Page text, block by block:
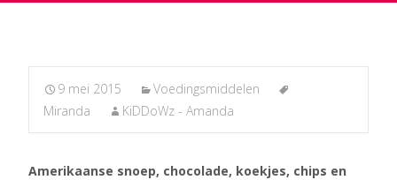
9 mei 2015
Voedingsmiddelen
Miranda
KiDDoWz - Amanda
Amerikaanse snoep, chocolade, koekjes, chips en